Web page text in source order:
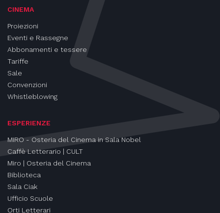
CINEMA
Proiezioni
Eventi e Rassegne
Abbonamenti e tessere
Tariffe
Sale
Convenzioni
Whistleblowing
ESPERIENZE
MIRO - Osteria del Cinema in Sala Nobel
Caffè Letterario | CULT
Miro | Osteria del Cinema
Biblioteca
Sala Ciak
Ufficio Scuole
Orti Letterari